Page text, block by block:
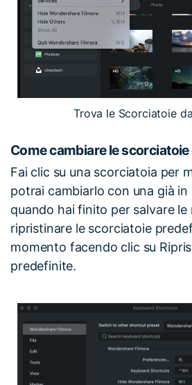
Trova le Scorciatoie
Come cambiare le
Fai clic su una scorciatoia per
potrai cambiarlo con una già in
quando hai finito per salvare le
ripristinare le scorciatoie
momento facendo clic su
predefinite.